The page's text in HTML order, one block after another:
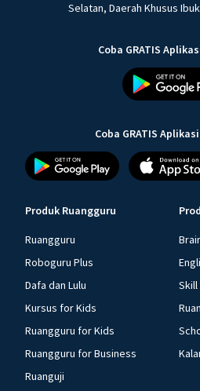
Selatan, Daerah Khusus
Coba GRATIS
Coba GRATIS
Produk Ruangguru
Ruangguru
Roboguru Plus
Dafa dan Lulu
Kursus for Kids
Ruangguru for Kids
Ruangguru for Business
Ruanguji